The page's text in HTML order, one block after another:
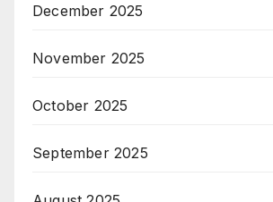
December 2025
November 2025
October 2025
September 2025